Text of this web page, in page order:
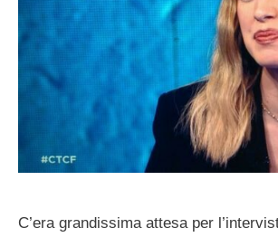
C’era grandissima attesa per